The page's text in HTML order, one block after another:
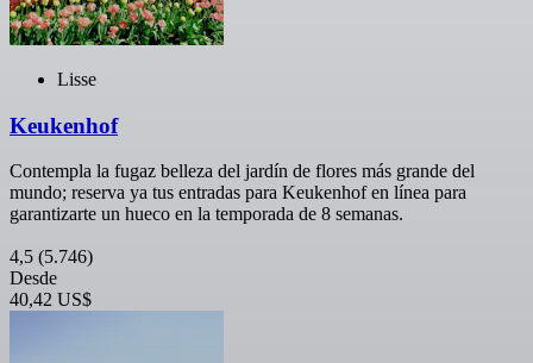
Lisse
Keukenhof
Contempla la fugaz belleza del jardín de flores más grande del
mundo; reserva ya tus entradas para Keukenhof en línea para
garantizarte un hueco en la temporada de 8 semanas.
4,5 (5.746)
Desde
40,42 US$